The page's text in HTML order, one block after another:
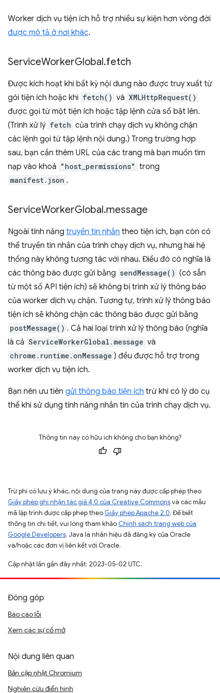
Worker dịch vụ tiện ích hỗ trợ nhiều sự kiện hơn vòng đời
được mô tả ở nơi khác.
ServiceWorkerGlobal.fetch
Được kích hoạt khi bất kỳ nội dung nào được truy xuất từ
gói tiện ích hoặc khi fetch() và XMLHttpRequest()
được gọi từ một tiện ích hoặc tập lệnh cửa sổ bật lên.
(Trình xử lý fetch của trình chạy dịch vụ không chặn
các lệnh gọi từ tập lệnh nội dung.) Trong trường hợp
sau, bạn cần thêm URL của các trang mà bạn muốn tìm
nạp vào khoá "host_permissions" trong
manifest.json .
ServiceWorkerGlobal.message
Ngoài tính năng truyền tin nhắn theo tiện ích, bạn còn có
thể truyền tin nhắn của trình chạy dịch vụ, nhưng hai hệ
thống này không tương tác với nhau. Điều đó có nghĩa là
các thông báo được gửi bằng sendMessage() (có sẵn
từ một số API tiện ích) sẽ không bị trình xử lý thông báo
của worker dịch vụ chặn. Tương tự, trình xử lý thông báo
tiện ích sẽ không chặn các thông báo được gửi bằng
postMessage() . Cả hai loại trình xử lý thông báo (nghĩa
là cả ServiceWorkerGlobal.message và
chrome.runtime.onMessage ) đều được hỗ trợ trong
worker dịch vụ tiện ích.
Bạn nên ưu tiên gửi thông báo tiện ích trừ khi có lý do cụ
thể khi sử dụng tính năng nhắn tin của trình chạy dịch vụ.
Thông tin này có hữu ích không cho bạn không?
Trừ phi có lưu ý khác, nội dung của trang này được cấp phép theo
Giấy phép ghi nhận tác giả 4.0 của Creative Commonsvà các mẫu
mã lập trình được cấp phép theo Giấy phép Apache 2.0. Để biết
thông tin chi tiết, vui lòng tham khảo Chính sách trang web của
Google Developers. Java là nhãn hiệu đã đăng ký của Oracle
và/hoặc các đơn vị liên kết với Oracle.
Cập nhật lần gần đây nhất: 2023-05-02 UTC.
Đóng góp
Báo cáo lỗi
Xem các sự cố mở
Nội dung liên quan
Bản cập nhật Chromium
Nghiên cứu điển hình